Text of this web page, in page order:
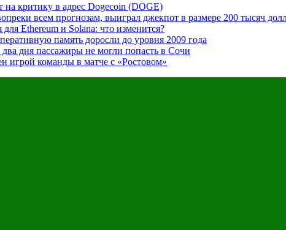
на критику в адрес Dogecoin (DOGE)
всем прогнозам, выиграл джекпот в размере 200 тысяч
Ethereum и Solana: что изменится?
память доросли до уровня 2009 года
два дня пассажиры не могли попасть в Сочи
игрой команды в матче с «Ростовом»